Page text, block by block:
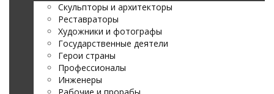
Скульпторы и архитекторы
Реставраторы
Художники и фотографы
Государственные деятели
Герои страны
Профессионалы
Инженеры